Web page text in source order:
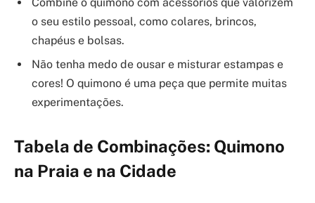
o seu estilo pessoal, como colares, brincos,
chapéus e bolsas.
Não tenha medo de ousar e misturar estampas e
cores! O quimono é uma peça que permite muitas
experimentações.
Tabela de Combinações: Quimono
na Praia e na Cidade